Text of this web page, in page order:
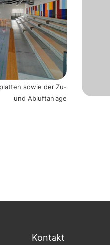
sowie der Zu-
und Abluftanlage
Kontakt